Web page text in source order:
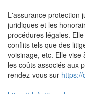
L'assurance protection
juridiques et les
procédures légales.
conflits tels que des
voisinage, etc. Elle
les coûts associés aux
rendez-vous sur